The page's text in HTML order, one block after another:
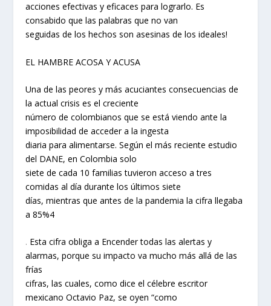
acciones efectivas y eficaces para lograrlo. Es
consabido que las palabras que no van
seguidas de los hechos son asesinas de los ideales!
EL HAMBRE ACOSA Y ACUSA
Una de las peores y más acuciantes consecuencias de
la actual crisis es el creciente
número de colombianos que se está viendo ante la
imposibilidad de acceder a la ingesta
diaria para alimentarse. Según el más reciente estudio
del DANE, en Colombia solo
siete de cada 10 familias tuvieron acceso a tres
comidas al día durante los últimos siete
días, mientras que antes de la pandemia la cifra llegaba
a 85%4
. Esta cifra obliga a Encender todas las alertas y
alarmas, porque su impacto va mucho más allá de las
frías
cifras, las cuales, como dice el célebre escritor
mexicano Octavio Paz, se oyen “como